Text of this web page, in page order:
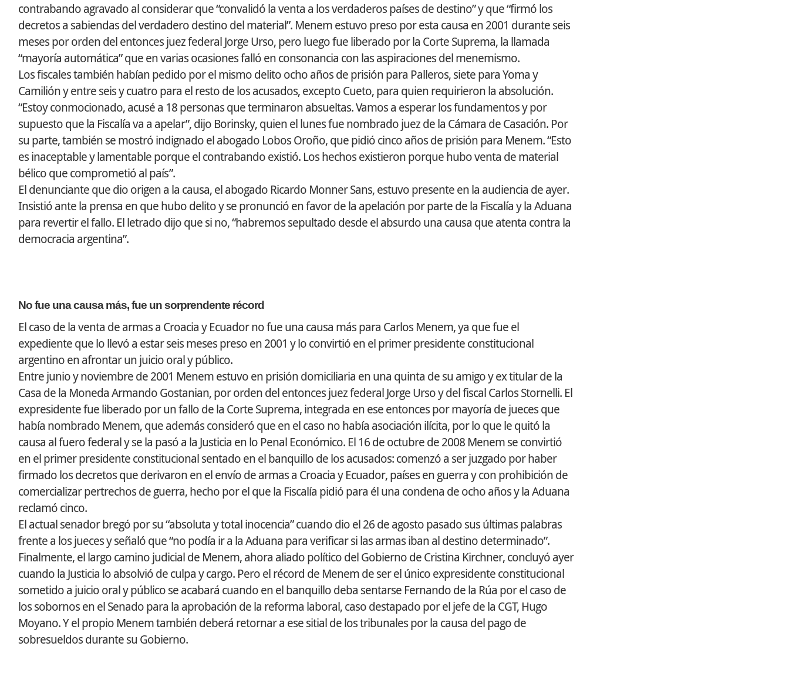
contrabando agravado al considerar que “convalidó la venta a los verdaderos países de destino” y que “firmó los
decretos a sabiendas del verdadero destino del material”. Menem estuvo preso por esta causa en 2001 durante seis
meses por orden del entonces juez federal Jorge Urso, pero luego fue liberado por la Corte Suprema, la llamada
“mayoría automática” que en varias ocasiones falló en consonancia con las aspiraciones del menemismo.
Los fiscales también habían pedido por el mismo delito ocho años de prisión para Palleros, siete para Yoma y
Camilión y entre seis y cuatro para el resto de los acusados, excepto Cueto, para quien requirieron la absolución.
“Estoy conmocionado, acusé a 18 personas que terminaron absueltas. Vamos a esperar los fundamentos y por
supuesto que la Fiscalía va a apelar”, dijo Borinsky, quien el lunes fue nombrado juez de la Cámara de Casación. Por
su parte, también se mostró indignado el abogado Lobos Oroño, que pidió cinco años de prisión para Menem. “Esto
es inaceptable y lamentable porque el contrabando existió. Los hechos existieron porque hubo venta de material
bélico que comprometió al país”.
El denunciante que dio origen a la causa, el abogado Ricardo Monner Sans, estuvo presente en la audiencia de ayer.
Insistió ante la prensa en que hubo delito y se pronunció en favor de la apelación por parte de la Fiscalía y la Aduana
para revertir el fallo. El letrado dijo que si no, “habremos sepultado desde el absurdo una causa que atenta contra la
democracia argentina”.
No fue una causa más, fue un sorprendente récord
El caso de la venta de armas a Croacia y Ecuador no fue una causa más para Carlos Menem, ya que fue el
expediente que lo llevó a estar seis meses preso en 2001 y lo convirtió en el primer presidente constitucional
argentino en afrontar un juicio oral y público.
Entre junio y noviembre de 2001 Menem estuvo en prisión domiciliaria en una quinta de su amigo y ex titular de la
Casa de la Moneda Armando Gostanian, por orden del entonces juez federal Jorge Urso y del fiscal Carlos Stornelli. El
expresidente fue liberado por un fallo de la Corte Suprema, integrada en ese entonces por mayoría de jueces que
había nombrado Menem, que además consideró que en el caso no había asociación ilícita, por lo que le quitó la
causa al fuero federal y se la pasó a la Justicia en lo Penal Económico. El 16 de octubre de 2008 Menem se convirtió
en el primer presidente constitucional sentado en el banquillo de los acusados: comenzó a ser juzgado por haber
firmado los decretos que derivaron en el envío de armas a Croacia y Ecuador, países en guerra y con prohibición de
comercializar pertrechos de guerra, hecho por el que la Fiscalía pidió para él una condena de ocho años y la Aduana
reclamó cinco.
El actual senador bregó por su “absoluta y total inocencia” cuando dio el 26 de agosto pasado sus últimas palabras
frente a los jueces y señaló que “no podía ir a la Aduana para verificar si las armas iban al destino determinado”.
Finalmente, el largo camino judicial de Menem, ahora aliado político del Gobierno de Cristina Kirchner, concluyó ayer
cuando la Justicia lo absolvió de culpa y cargo. Pero el récord de Menem de ser el único expresidente constitucional
sometido a juicio oral y público se acabará cuando en el banquillo deba sentarse Fernando de la Rúa por el caso de
los sobornos en el Senado para la aprobación de la reforma laboral, caso destapado por el jefe de la CGT, Hugo
Moyano. Y el propio Menem también deberá retornar a ese sitial de los tribunales por la causa del pago de
sobresueldos durante su Gobierno.